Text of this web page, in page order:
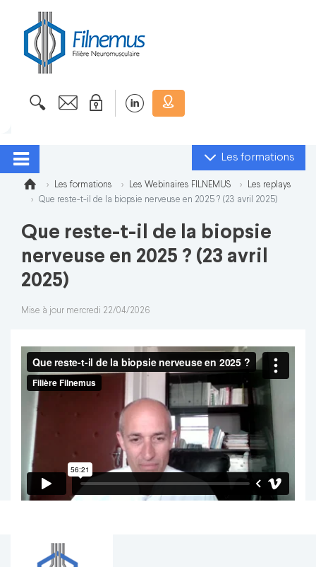
Les formations
Les formations Les Webinaires FILNEMUS
Les replays
Que reste-t-il de la biopsie nerveuse en 2025 ? (23 avril 2025)
Que reste-t-il de la biopsie
nerveuse en 2025 ? (23 avril
2025)
Mise à jour mercredi 22/04/2026